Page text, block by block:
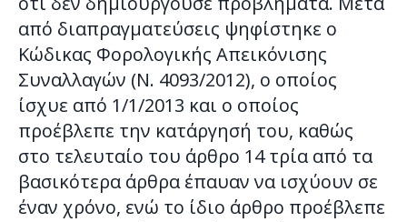
από διαπραγματεύσεις ψηφίστηκε ο
Κώδικας Φορολογικής Απεικόνισης
Συναλλαγών (Ν. 4093/2012), ο οποίος
ίσχυε από 1/1/2013 και ο οποίος
προέβλεπε την κατάργησή του, καθώς
στο τελευταίο του άρθρο 14 τρία από τα
βασικότερα άρθρα έπαυαν να ισχύουν σε
έναν χρόνο, ενώ το ίδιο άρθρο προέβλεπε